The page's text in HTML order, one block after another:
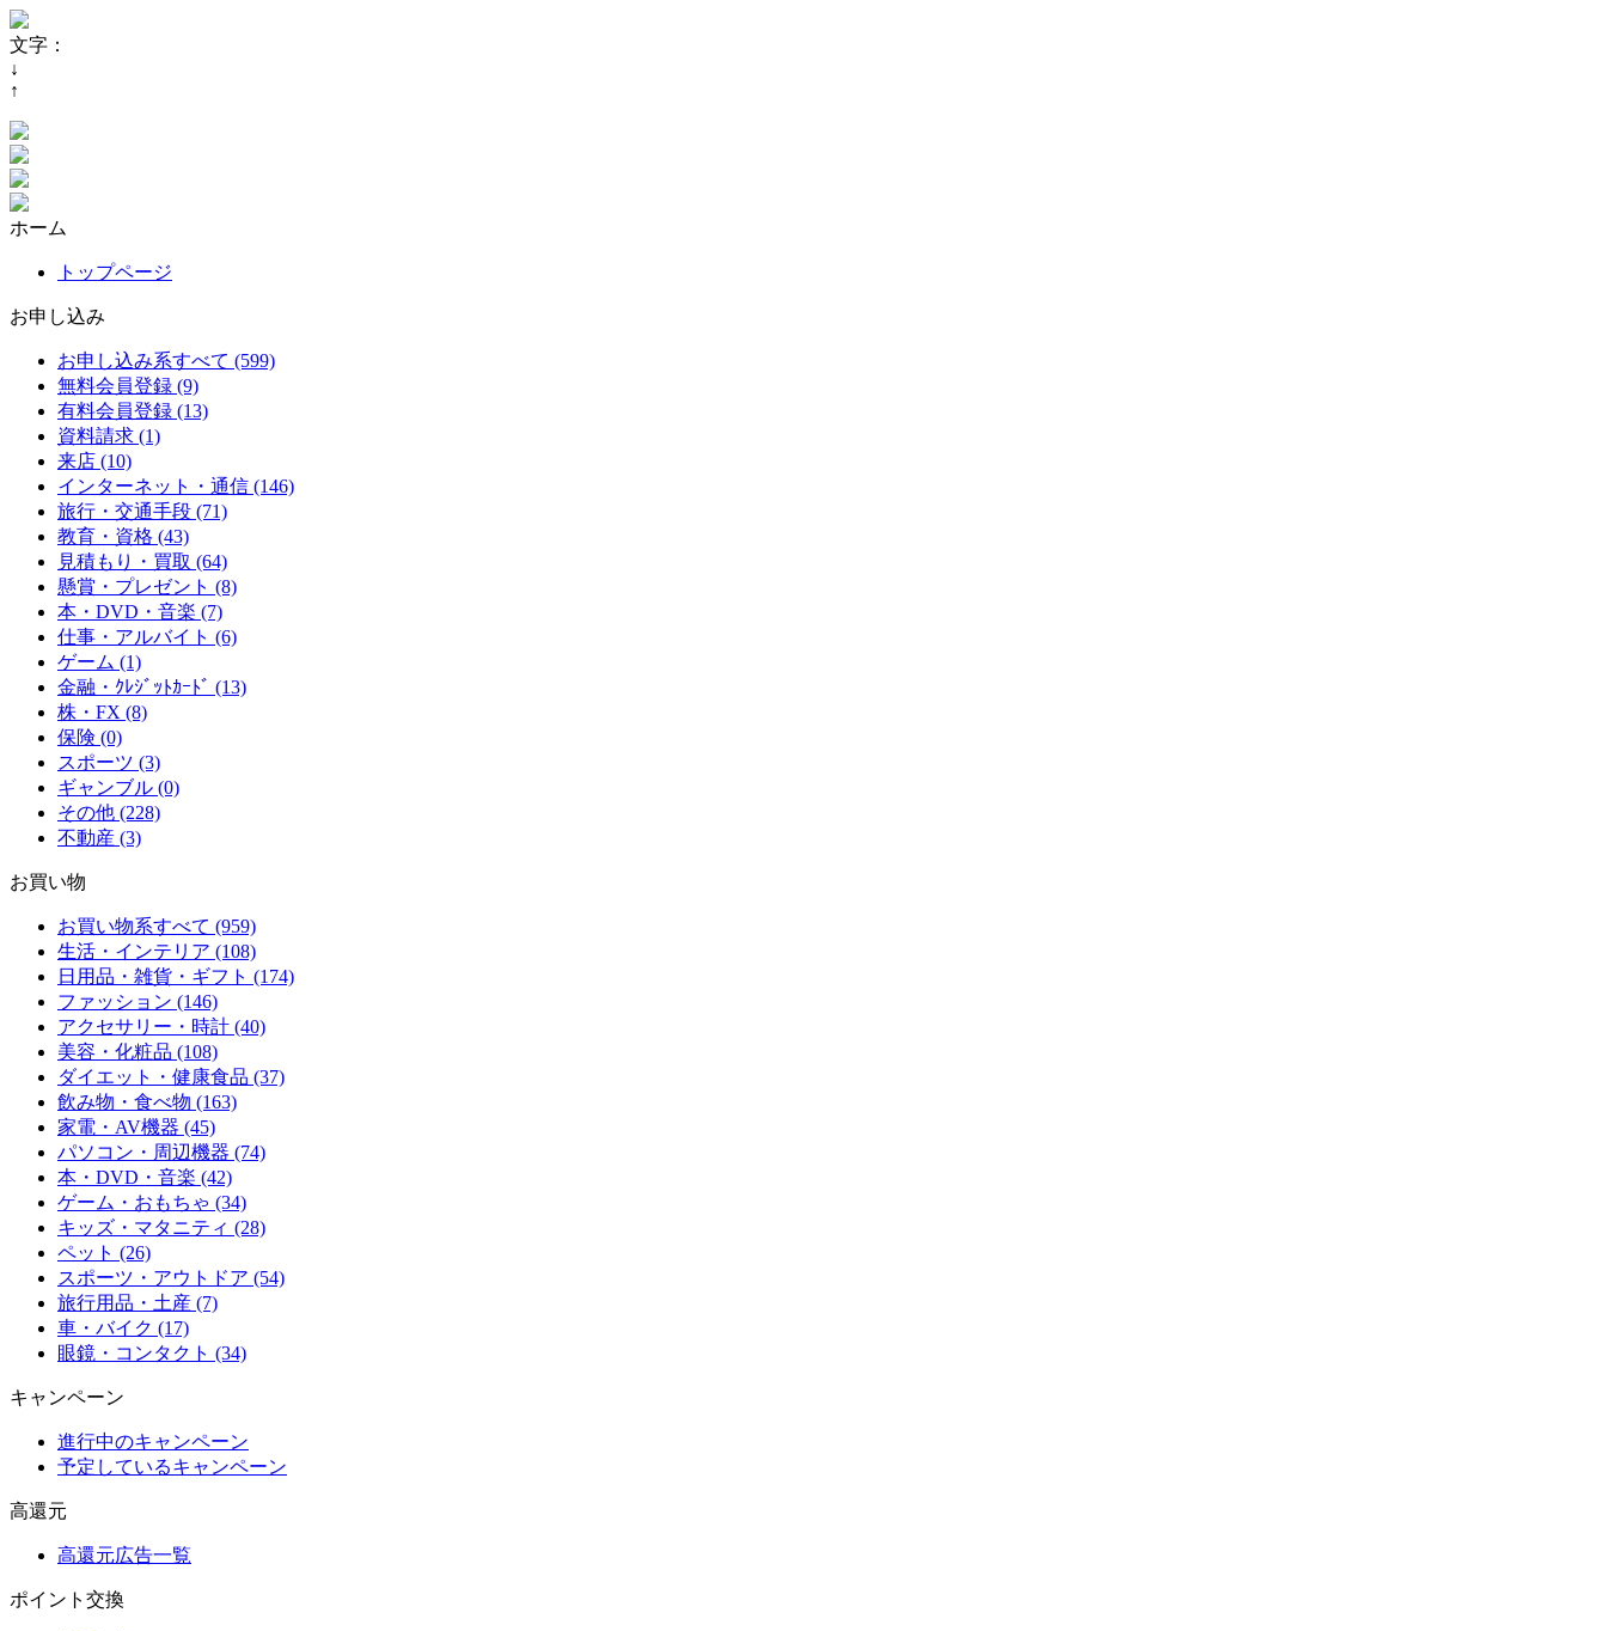
文字：
↓
↑
ホーム
トップページ
お申し込み
お申し込み系すべて (599)
無料会員登録 (9)
有料会員登録 (13)
資料請求 (1)
来店 (10)
インターネット・通信 (146)
旅行・交通手段 (71)
教育・資格 (43)
見積もり・買取 (64)
懸賞・プレゼント (8)
本・DVD・音楽 (7)
仕事・アルバイト (6)
ゲーム (1)
金融・ｸﾚｼﾞｯﾄｶｰﾄﾞ (13)
株・FX (8)
保険 (0)
スポーツ (3)
ギャンブル (0)
その他 (228)
不動産 (3)
お買い物
お買い物系すべて (959)
生活・インテリア (108)
日用品・雑貨・ギフト (174)
ファッション (146)
アクセサリー・時計 (40)
美容・化粧品 (108)
ダイエット・健康食品 (37)
飲み物・食べ物 (163)
家電・AV機器 (45)
パソコン・周辺機器 (74)
本・DVD・音楽 (42)
ゲーム・おもちゃ (34)
キッズ・マタニティ (28)
ペット (26)
スポーツ・アウトドア (54)
旅行用品・土産 (7)
車・バイク (17)
眼鏡・コンタクト (34)
キャンペーン
進行中のキャンペーン
予定しているキャンペーン
高還元
高還元広告一覧
ポイント交換